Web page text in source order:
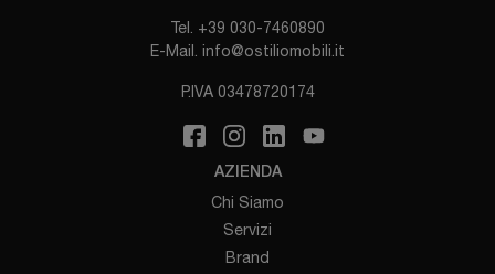
Tel. +39 030-7460890
E-Mail. info@ostiliomobili.it
P.IVA 03478720174
AZIENDA
Chi Siamo
Servizi
Brand